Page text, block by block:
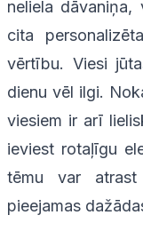
neliela
cita
vērtību. Viesi
dienu vēl ilgi.
viesiem ir arī
ieviest rotaļīgu
tēmu var atrast
pieejamas